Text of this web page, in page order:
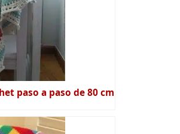
paso a paso de 80 cm